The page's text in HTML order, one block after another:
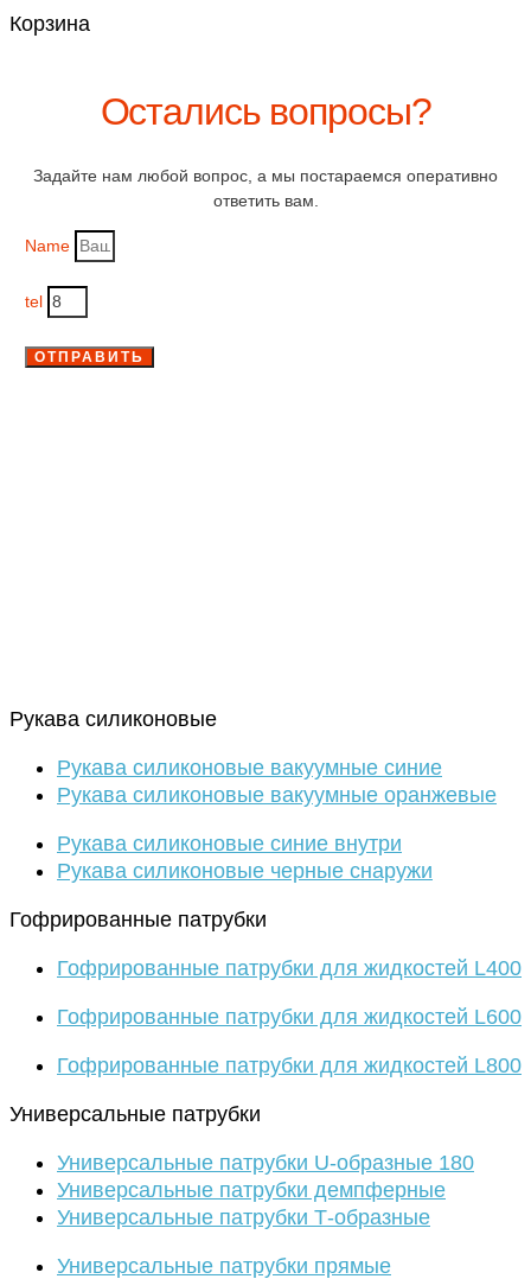
Корзина
Остались вопросы?
Задайте нам любой вопрос, а мы постараемся оперативно
ответить вам.
Name
tel
ОТПРАВИТЬ
Рукава силиконовые
Рукава силиконовые вакуумные синие
Рукава силиконовые вакуумные оранжевые
Рукава силиконовые синие внутри
Рукава силиконовые черные снаружи
Гофрированные патрубки
Гофрированные патрубки для жидкостей L400
Гофрированные патрубки для жидкостей L600
Гофрированные патрубки для жидкостей L800
Универсальные патрубки
Универсальные патрубки U-образные 180
Универсальные патрубки демпферные
Универсальные патрубки Т-образные
Универсальные патрубки прямые